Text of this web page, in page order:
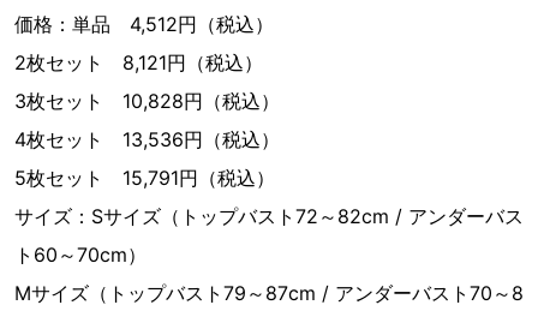
価格：単品 4,512円（税込）
2枚セット 8,121円（税込）
3枚セット 10,828円（税込）
4枚セット 13,536円（税込）
5枚セット 15,791円（税込）
サイズ：Sサイズ（トップバスト72～82cm / アンダーバス
ト60～70cm）
Mサイズ（トップバスト79～87cm / アンダーバスト70～8